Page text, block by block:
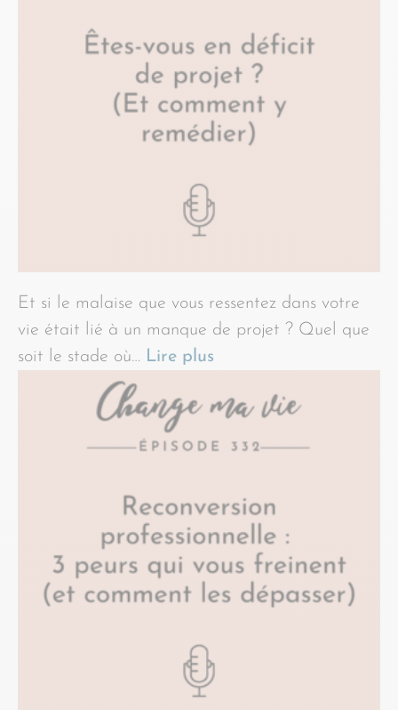
Et si le malaise que vous ressentez dans votre
vie était lié à un manque de projet ? Quel que
soit le stade où… Lire plus